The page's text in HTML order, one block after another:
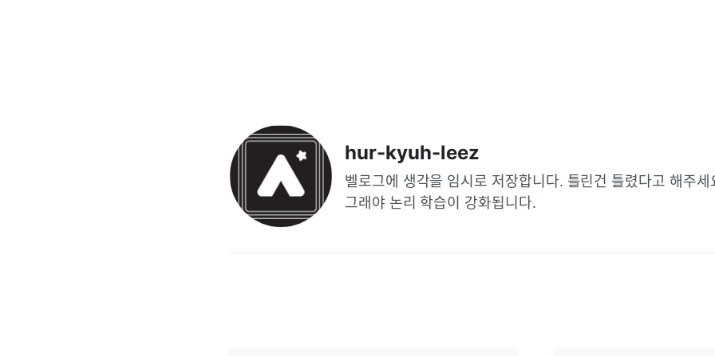
hur-kyuh-leez
벨로그에 생각을 임시로 저장합니다. 틀린건 틀렸다고 해주세
그래야 논리 학습이 강화됩니다.